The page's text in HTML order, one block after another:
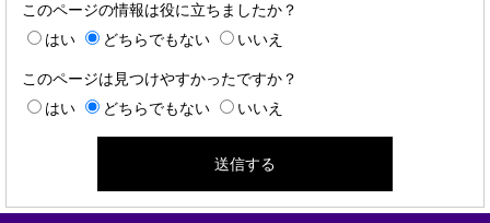
このページの情報は役に立ちましたか？
はい
どちらでもない いいえ
このページは見つけやすかったですか？
はい
どちらでもない いいえ